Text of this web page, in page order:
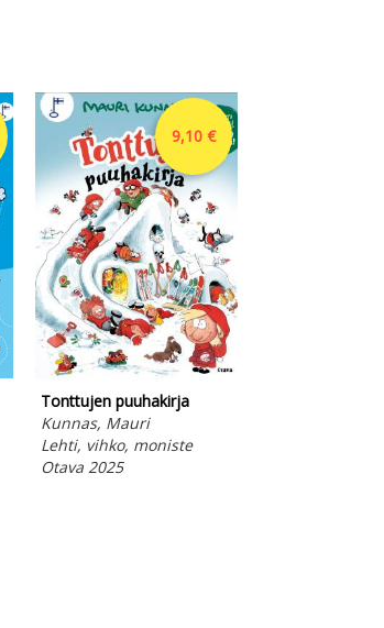
9,10 €
Tonttujen puuhakirja
Kunnas, Mauri
Lehti, vihko, moniste
Otava 2025